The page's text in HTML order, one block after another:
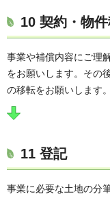
10 契約・物
事業や補償内容にご理
をお願いします。その
の移転をお願いします。
11 登記
事業に必要な土地の分